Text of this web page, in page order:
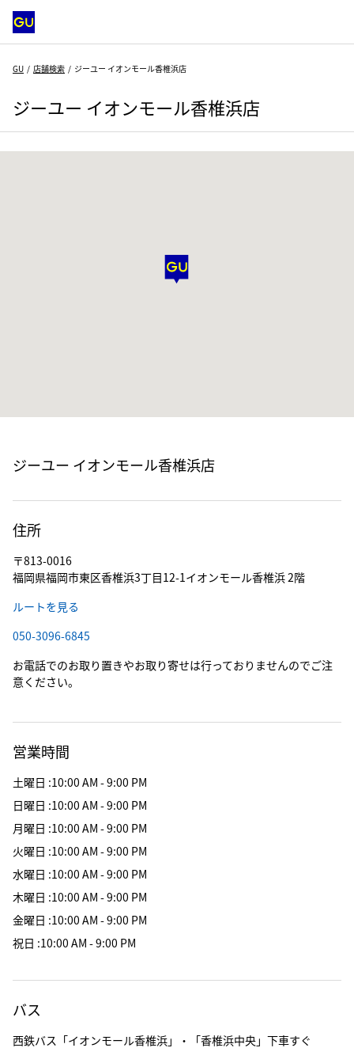
GU 店舗検索 ジーユー イオンモール香椎浜店
ジーユー イオンモール香椎浜店
ジーユー イオンモール香椎浜店
住所
〒813-0016
福岡県福岡市東区香椎浜3丁目12-1イオンモール香椎浜 2階
ルートを見る
050-3096-6845
お電話でのお取り置きやお取り寄せは行っておりませんのでご注
意ください。
営業時間
土曜日 :10:00 AM - 9:00 PM
日曜日 :10:00 AM - 9:00 PM
月曜日 :10:00 AM - 9:00 PM
火曜日 :10:00 AM - 9:00 PM
水曜日 :10:00 AM - 9:00 PM
木曜日 :10:00 AM - 9:00 PM
金曜日 :10:00 AM - 9:00 PM
祝日 :10:00 AM - 9:00 PM
バス
西鉄バス「イオンモール香椎浜」・「香椎浜中央」下車すぐ